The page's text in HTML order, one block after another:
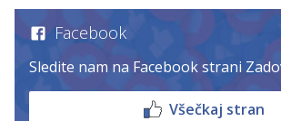
Facebook
Sledite nam na Facebook strani
Všečkaj stran